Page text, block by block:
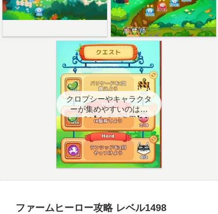
クロプシーやキャラクタ
ーが集めやすいのはど
こ？【クエスト用】
ファームヒーロー攻略 レベル1498